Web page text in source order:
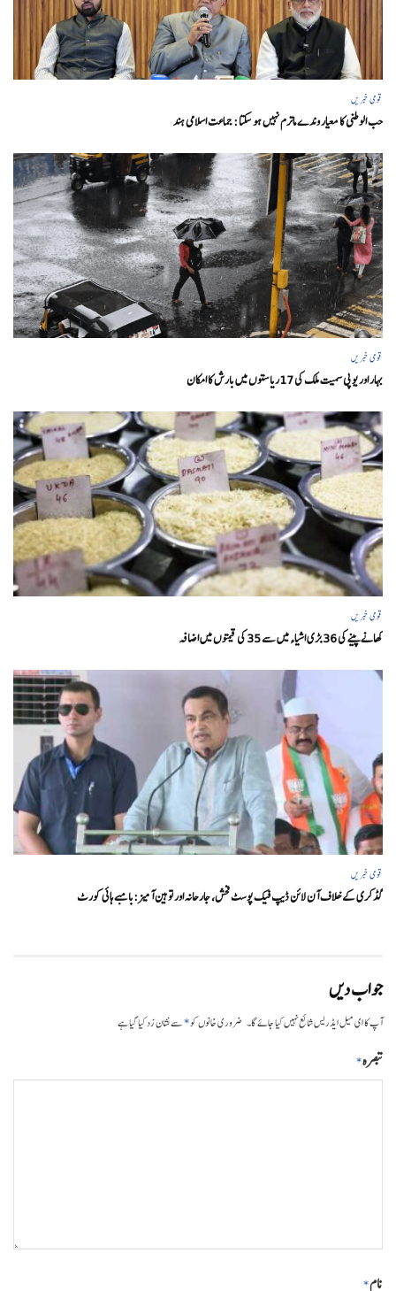
قومی خبریں
حب الوطنی کا معیار وندے ماترم نہیں ہو سکتا : جماعت اسلامی ہند
قومی خبریں
بہار اور یو پی سمیت ملک کی 17ریاستوں میں بارش کا امکان
قومی خبریں
کھانے پینے کی 36 بڑی اشیاء میں سے 35 کی قیمتوں میں اضافہ
قومی خبریں
گڈکری کے خلاف آن لائن ڈیپ فیک پوسٹ فحش، جارحانہ اور توہین آمیز:بامبے ہائی کورٹ
جواب دیں
آپ کا ای میل ایڈریس شائع نہیں کیا جائے گا۔ ضروری خانوں کو*سے نشان زد کیا گیا ہے
تبصرہ*
نام*